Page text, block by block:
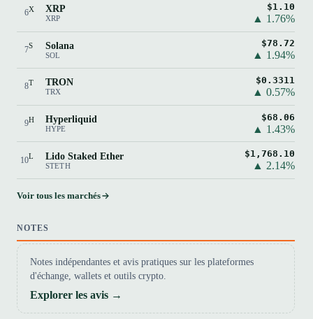
6X XRP
XRP
$1.10
▲ 1.76%
7S Solana
SOL
$78.72
▲ 1.94%
8T TRON
TRX
$0.3311
▲ 0.57%
9H Hyperliquid
HYPE
$68.06
▲ 1.43%
10L Lido Staked Ether
STETH
$1,768.10
▲ 2.14%
Voir tous les marchés
NOTES
Notes indépendantes et avis pratiques sur les plateformes
d'échange, wallets et outils crypto.
Explorer les avis →